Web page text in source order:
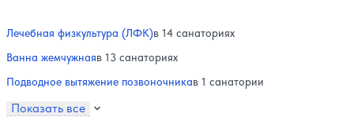
Лечебная физкультура (ЛФК)в 14 санаториях
Ванна жемчужнаяв 13 санаториях
Подводное вытяжение позвоночникав 1 санатории
Показать все